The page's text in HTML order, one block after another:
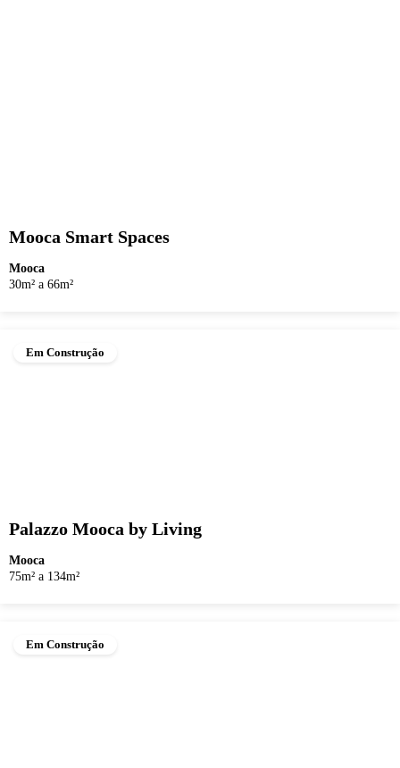
Mooca Smart Spaces
Mooca
30m² a 66m²
Em Construção
Palazzo Mooca by Living
Mooca
75m² a 134m²
Em Construção